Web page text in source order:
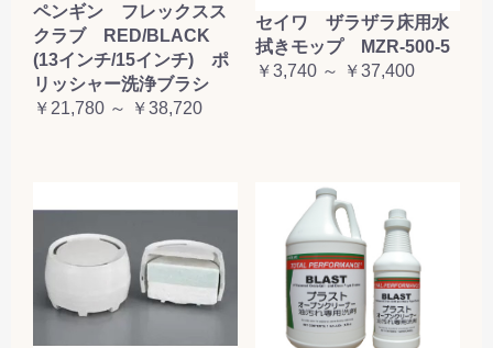
ペンギン フレックスス
クラブ RED/BLACK
(13インチ/15インチ) ポ
リッシャー洗浄ブラシ
￥21,780 ～ ￥38,720
セイワ ザラザラ床用水
拭きモップ MZR-500-5
￥3,740 ～ ￥37,400